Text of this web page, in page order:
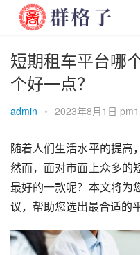
短期租车平台哪
个好一点？
admin • 2023年8月1日
随着人们生活水平的提高，
然而，面对市面上众多的
最好的一款呢？本文将为
议，帮助您选出最合适的